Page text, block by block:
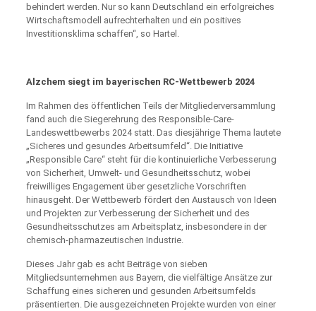
behindert werden. Nur so kann Deutschland ein erfolgreiches
Wirtschaftsmodell aufrechterhalten und ein positives
Investitionsklima schaffen“, so Hartel.
Alzchem siegt im bayerischen RC-Wettbewerb 2024
Im Rahmen des öffentlichen Teils der Mitgliederversammlung
fand auch die Siegerehrung des Responsible-Care-
Landeswettbewerbs 2024 statt. Das diesjährige Thema lautete
„Sicheres und gesundes Arbeitsumfeld“. Die Initiative
„Responsible Care“ steht für die kontinuierliche Verbesserung
von Sicherheit, Umwelt- und Gesundheitsschutz, wobei
freiwilliges Engagement über gesetzliche Vorschriften
hinausgeht. Der Wettbewerb fördert den Austausch von Ideen
und Projekten zur Verbesserung der Sicherheit und des
Gesundheitsschutzes am Arbeitsplatz, insbesondere in der
chemisch-pharmazeutischen Industrie.
Dieses Jahr gab es acht Beiträge von sieben
Mitgliedsunternehmen aus Bayern, die vielfältige Ansätze zur
Schaffung eines sicheren und gesunden Arbeitsumfelds
präsentierten. Die ausgezeichneten Projekte wurden von einer